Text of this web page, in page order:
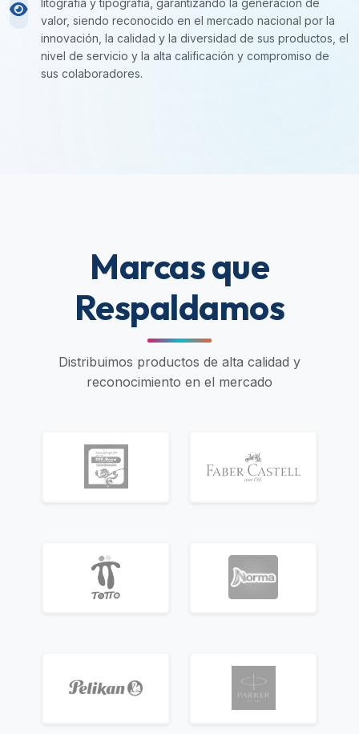
valor, siendo reconocido en el mercado nacional por la
innovación, la calidad y la diversidad de sus productos, el
nivel de servicio y la alta calificación y compromiso de
sus colaboradores.
Marcas que
Respaldamos
Distribuimos productos de alta calidad y
reconocimiento en el mercado